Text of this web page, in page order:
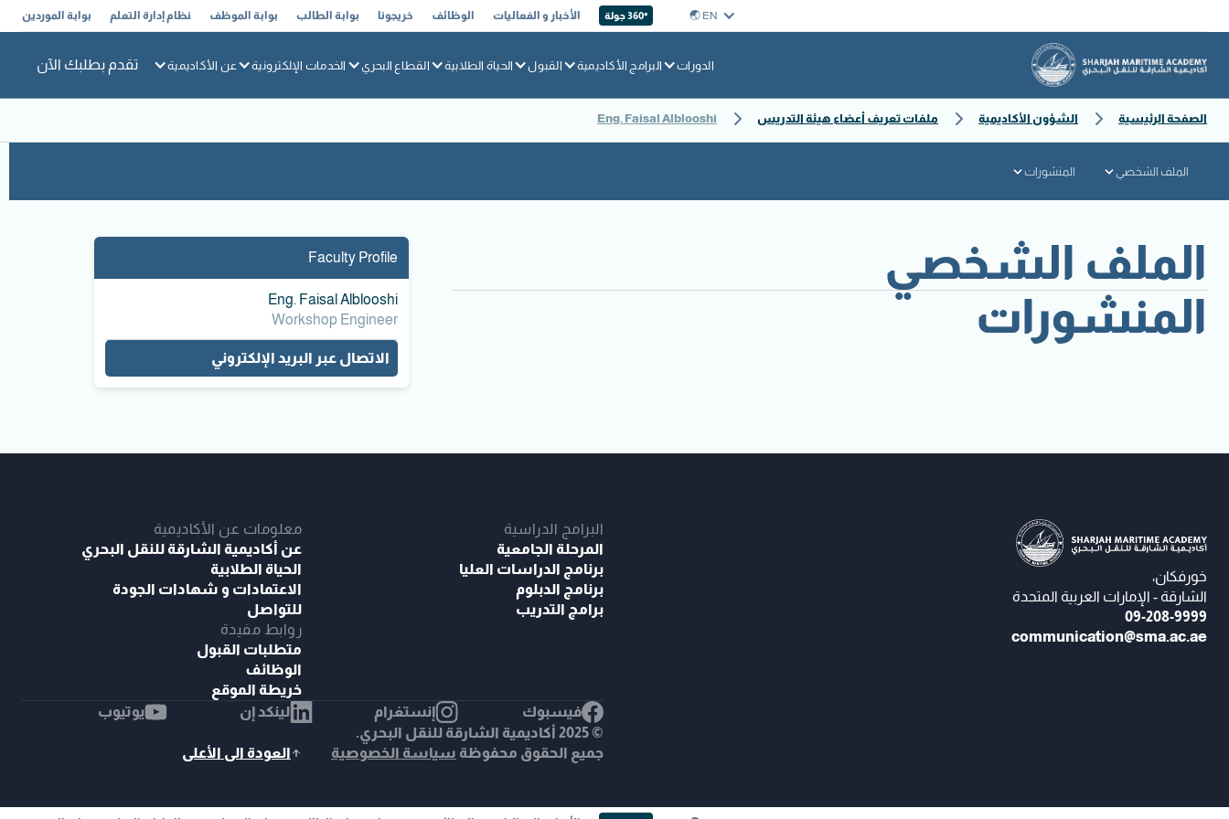
EN 🌏︎ 360° جولة الأخبار و الفعاليات الوظائف خريجونا بوابة الطالب بوابة الموظف نظام إدارة التعلم بوابة الموردين
الدورات البرامج الأكاديمية القبول الحياة الطلابية القطاع البحري الخدمات الإلكترونية عن الأكاديمية تقدم بطلبك الآن
الصفحة الرئيسية الشؤون الأكاديمية ملفات تعريف أعضاء هيئة التدريس Eng. Faisal Alblooshi
الملف الشخصي المنشورات
الملف الشخصي
المنشورات
Faculty Profile
Eng. Faisal Alblooshi
Workshop Engineer
الاتصال عبر البريد الإلكتروني
خورفكان،
الشارقة - الإمارات العربية المتحدة
09-208-9999
communication@sma.ac.ae
البرامج الدراسية
المرحلة الجامعية
برنامج الدراسات العليا
برنامج الدبلوم
برامج التدريب
معلومات عن الأكاديمية
عن أكاديمية الشارقة للنقل البحري
الحياة الطلابية
الاعتمادات و شهادات الجودة
للتواصل
روابط مفيدة
متطلبات القبول
الوظائف
خريطة الموقع
فيسبوك
إنستغرام لينكد إن
يوتيوب
© 2025 أكاديمية الشارقة للنقل البحري.
جميع الحقوق محفوظة سياسة الخصوصية العودة الى الأعلى